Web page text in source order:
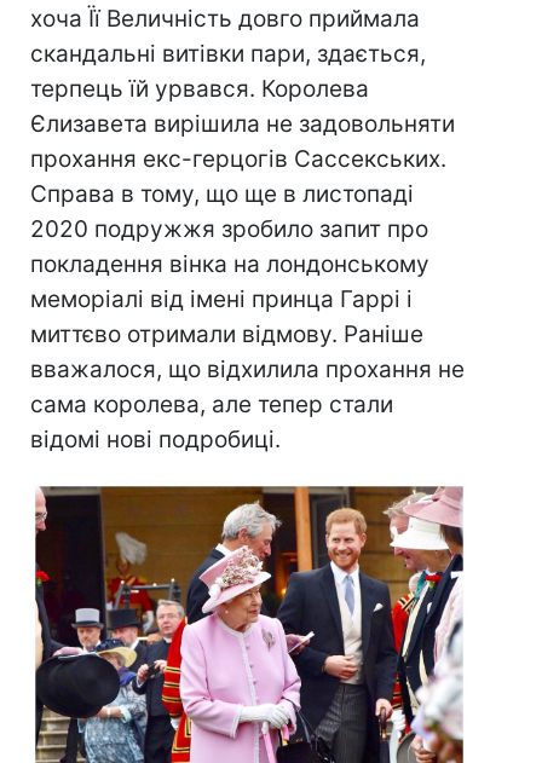
хоча Її Величність довго приймала
скандальні витівки пари, здається,
терпець їй урвався. Королева
Єлизавета вирішила не задовольняти
прохання екс-герцогів Сассекських.
Справа в тому, що ще в листопаді
2020 подружжя зробило запит про
покладення вінка на лондонському
меморіалі від імені принца Гаррі і
миттєво отримали відмову. Раніше
вважалося, що відхилила прохання не
сама королева, але тепер стали
відомі нові подробиці.